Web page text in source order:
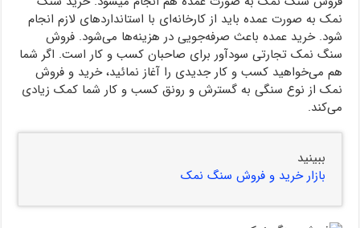
نمک به صورت عمده باید از کارخانه‌ای با استانداردهای لازم انجام
شود. خرید عمده باعث صرفه‌جویی در هزینه‌ها می‌شود. فروش
سنگ نمک تجارتی سودآور برای صاحبان کسب و کار است. اگر شما
هم می‌خواهید کسب و کار جدیدی را آغاز نمائید، خرید و فروش
نمک از نوع سنگی به گسترش و رونق کسب و کار شما کمک زیادی
می‌کند.
ببینید
بازار خرید و فروش سنگ نمک